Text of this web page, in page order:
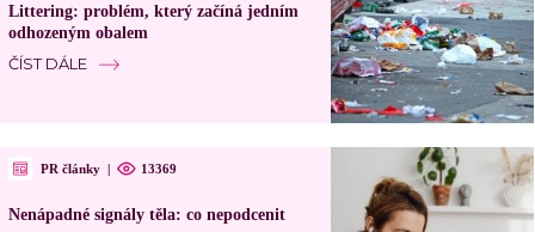
Littering: problém, který začíná jedním
odhozeným obalem
ČÍST DÁLE
PR články | 13369
Nenápadné signály těla: co nepodcenit